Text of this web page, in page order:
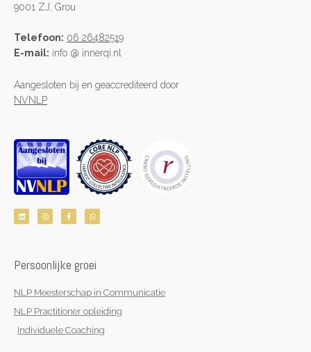
9001 ZJ, Grou
Telefoon: 06 26482519
E-mail: info @ innerqi.nl
Aangesloten bij en geaccrediteerd door
NVNLP
L
i
n
I
n
s
m
F
a
c
-
W
h
a
p
Persoonlijke groei
NLP Meesterschap in Communicatie
NLP Practitioner opleiding
Individuele Coaching